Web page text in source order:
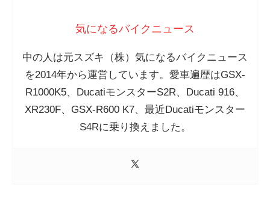
気になるバイクニュース
中の人は元スズキ（株）気になるバイクニュース
を2014年から運営しています。愛車遍歴はGSX-
R1000K5、DucatiモンスターS2R、Ducati 916、
XR230F、GSX-R600 K7、最近Ducatiモンスター
S4Rに乗り換えました。